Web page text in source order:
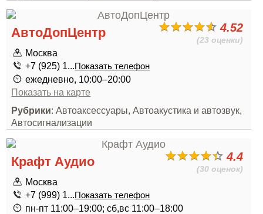
4.52
(23 оценки)
АвтоДопЦентр
Москва
+7 (925) 1...Показать телефон
ежедневно, 10:00–20:00
Показать на карте
Рубрики: Автоаксессуары, Автоакустика и автозвук,
Автосигнализации
4.4
(30 оценок)
Крафт Аудио
Москва
+7 (999) 1...Показать телефон
пн-пт 11:00–19:00; сб,вс 11:00–18:00